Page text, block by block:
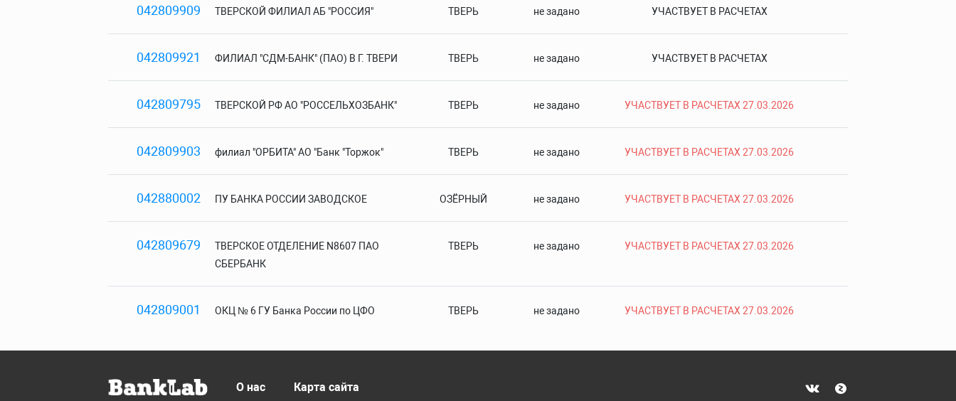
042809909 ТВЕРСКОЙ ФИЛИАЛ АБ "РОССИЯ" ТВЕРЬ не задано УЧАСТВУЕТ В РАСЧЕТАХ
042809921 ФИЛИАЛ "СДМ-БАНК" (ПАО) В Г. ТВЕРИ ТВЕРЬ не задано УЧАСТВУЕТ В РАСЧЕТАХ
042809795 ТВЕРСКОЙ РФ АО "РОССЕЛЬХОЗБАНК" ТВЕРЬ не задано УЧАСТВУЕТ В РАСЧЕТАХ 27.03.2026
042809903 филиал "ОРБИТА" АО "Банк "Торжок" ТВЕРЬ не задано УЧАСТВУЕТ В РАСЧЕТАХ 27.03.2026
042880002 ПУ БАНКА РОССИИ ЗАВОДСКОЕ ОЗЁРНЫЙ не задано УЧАСТВУЕТ В РАСЧЕТАХ 27.03.2026
042809679
ТВЕРСКОЕ ОТДЕЛЕНИЕ N8607 ПАО
СБЕРБАНК
ТВЕРЬ не задано УЧАСТВУЕТ В РАСЧЕТАХ 27.03.2026
042809001 ОКЦ № 6 ГУ Банка России по ЦФО ТВЕРЬ не задано УЧАСТВУЕТ В РАСЧЕТАХ 27.03.2026
О нас Карта сайта